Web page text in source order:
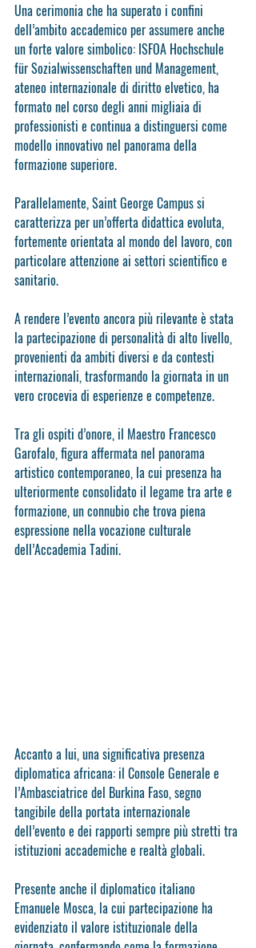
Una cerimonia che ha superato i confini
dell’ambito accademico per assumere anche
un forte valore simbolico: ISFOA Hochschule
für Sozialwissenschaften und Management,
ateneo internazionale di diritto elvetico, ha
formato nel corso degli anni migliaia di
professionisti e continua a distinguersi come
modello innovativo nel panorama della
formazione superiore.
Parallelamente, Saint George Campus si
caratterizza per un’offerta didattica evoluta,
fortemente orientata al mondo del lavoro, con
particolare attenzione ai settori scientifico e
sanitario.
A rendere l’evento ancora più rilevante è stata
la partecipazione di personalità di alto livello,
provenienti da ambiti diversi e da contesti
internazionali, trasformando la giornata in un
vero crocevia di esperienze e competenze.
Tra gli ospiti d’onore, il Maestro Francesco
Garofalo, figura affermata nel panorama
artistico contemporaneo, la cui presenza ha
ulteriormente consolidato il legame tra arte e
formazione, un connubio che trova piena
espressione nella vocazione culturale
dell’Accademia Tadini.
Accanto a lui, una significativa presenza
diplomatica africana: il Console Generale e
l’Ambasciatrice del Burkina Faso, segno
tangibile della portata internazionale
dell’evento e dei rapporti sempre più stretti tra
istituzioni accademiche e realtà globali.
Presente anche il diplomatico italiano
Emanuele Mosca, la cui partecipazione ha
evidenziato il valore istituzionale della